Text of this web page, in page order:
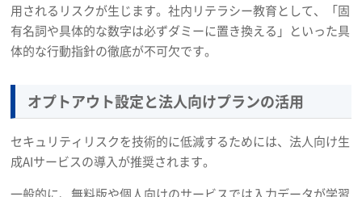
用されるリスクが生じます。社内リテラシー教育として、「固
有名詞や具体的な数字は必ずダミーに置き換える」といった具
体的な行動指針の徹底が不可欠です。
オプトアウト設定と法人向けプランの活用
セキュリティリスクを技術的に低減するためには、法人向け生
成AIサービスの導入が推奨されます。
一般的に、無料版や個人向けのサービスでは入力データが学習